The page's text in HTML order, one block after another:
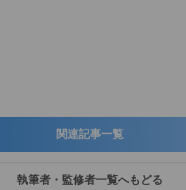
関連記事一覧
執筆者・監修者一覧へもどる